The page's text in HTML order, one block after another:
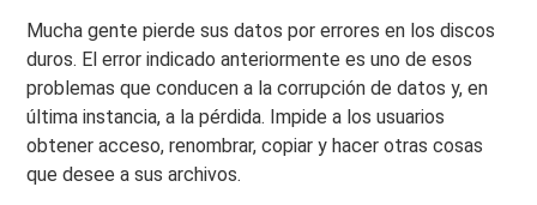
Mucha gente pierde sus datos por errores en los discos
duros. El error indicado anteriormente es uno de esos
problemas que conducen a la corrupción de datos y, en
última instancia, a la pérdida. Impide a los usuarios
obtener acceso, renombrar, copiar y hacer otras cosas
que desee a sus archivos.